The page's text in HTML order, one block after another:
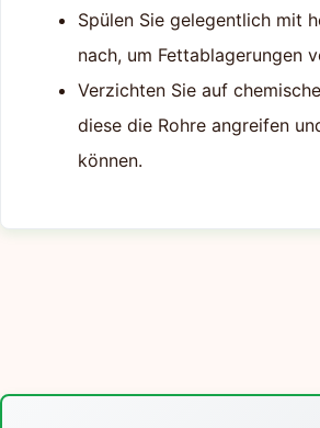
Spülen Sie gelegentlich mit
nach, um Fettablagerungen
Verzichten Sie auf
diese die Rohre angreifen
können.